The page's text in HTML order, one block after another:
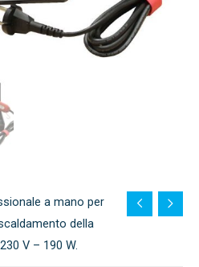
a mano per
della
V – 190 W.